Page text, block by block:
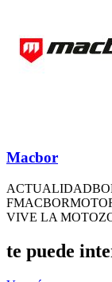
Macbor
ACTUALIDAD
FMACBOR
VIVE LA MOTO
te puede